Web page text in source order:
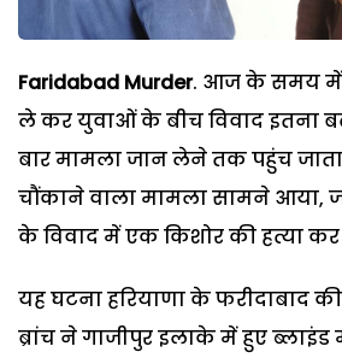
Faridabad Murder. आज के समय में
ले कर युवाओं के बीच विवाद इतना
बार मामला जान लेने तक पहुंच
चौंकाने वाला मामला सामने आया,
के विवाद में एक किशोर की हत्या कर
यह घटना हरियाणा के फरीदाबाद
ब्रांच ने गाजीपुर इलाके में हुए ब्लाइंड